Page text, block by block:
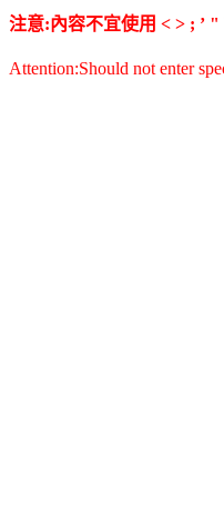
注意:內容不宜使用 < > ; ’
Attention:Should not enter